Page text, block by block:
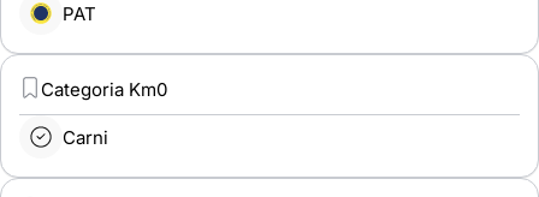
PAT
Categoria Km0
Carni